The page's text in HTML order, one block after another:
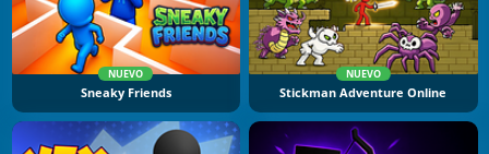
NUEVO
Sneaky Friends
NUEVO
Stickman Adventure Online